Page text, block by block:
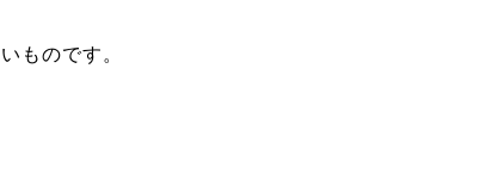
ものです。